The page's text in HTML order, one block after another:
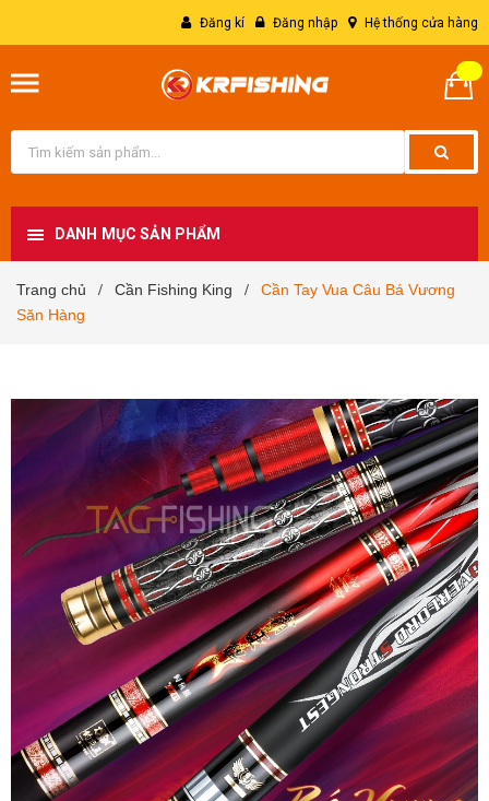
Đăng kí Đăng nhập Hệ thống cửa hàng
DANH MỤC SẢN PHẨM
Trang chủ / Cần Fishing King /
Cần Tay Vua Câu Bá Vương
Săn Hàng